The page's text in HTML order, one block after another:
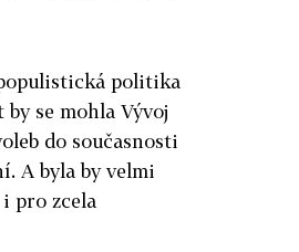
politika
se mohla Vývoj
do současnosti
A byla by velmi
pro zcela